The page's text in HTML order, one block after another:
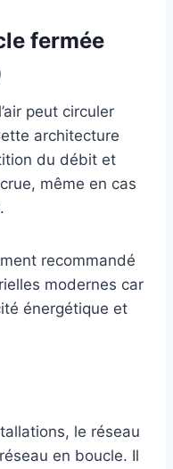
fermée
peut circuler
architecture
du débit et
même en cas
recommandé
modernes car
énergétique et
le réseau
en boucle. Il